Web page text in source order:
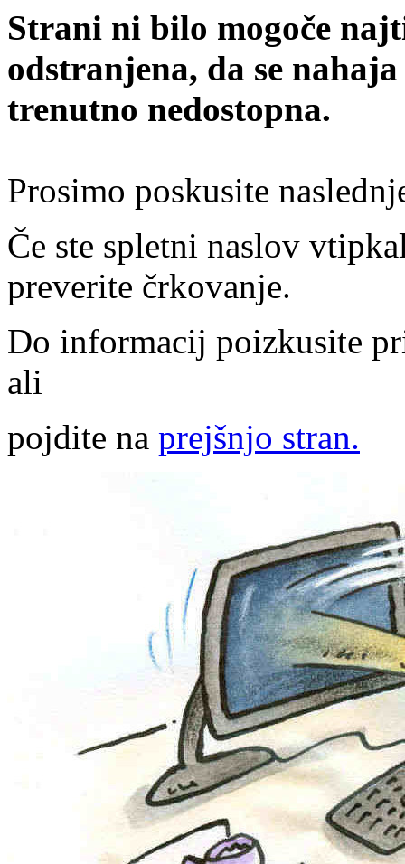
Strani ni bilo mogoče
odstranjena, da se
trenutno nedostopna.
Prosimo poskusite
Če ste spletni naslov
preverite črkovanje.
Do informacij poizkusite
ali
pojdite na prejšnjo stran.